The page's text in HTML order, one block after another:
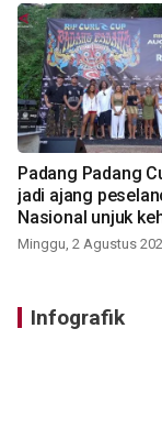
Padang Padang
jadi ajang
Nasional unjuk
Minggu, 2 Agustus
Infografik